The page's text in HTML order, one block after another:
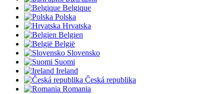
Belgique
Polska
Hrvatska
Belgien
België
Slovensko
Suomi
Ireland
Česká republika
Romania